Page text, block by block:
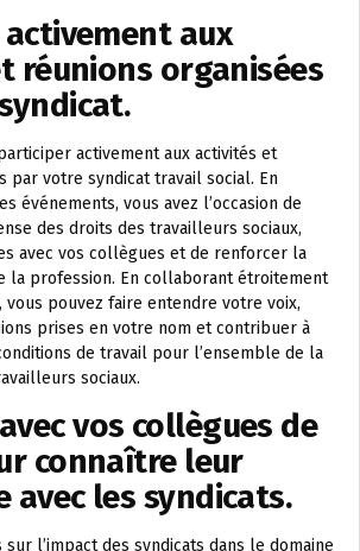
aux
réunions organisées
activement aux activités et
par votre syndicat travail social. En
événements, vous avez l’occasion de
des droits des travailleurs sociaux,
avec vos collègues et de renforcer la
la profession. En collaborant étroitement
vous pouvez faire entendre votre voix,
prises en votre nom et contribuer à
de travail pour l’ensemble de la
sociaux.
vos collègues de
connaître leur
avec les syndicats.
l’impact des syndicats dans le domaine